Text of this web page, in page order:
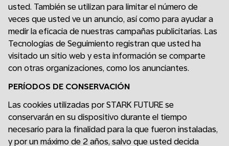
usted. También se utilizan para limitar el número de
veces que usted ve un anuncio, así como para ayudar a
medir la eficacia de nuestras campañas publicitarias. Las
Tecnologías de Seguimiento registran que usted ha
visitado un sitio web y esta información se comparte
con otras organizaciones, como los anunciantes.
PERÍODOS DE CONSERVACIÓN
Las cookies utilizadas por STARK FUTURE se
conservarán en su dispositivo durante el tiempo
necesario para la finalidad para la que fueron instaladas,
y por un máximo de 2 años, salvo que usted decida